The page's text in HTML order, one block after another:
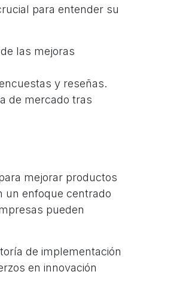
para entender su
las mejoras
y reseñas.
de mercado tras
mejorar productos
un enfoque centrado
pueden
de implementación
en innovación